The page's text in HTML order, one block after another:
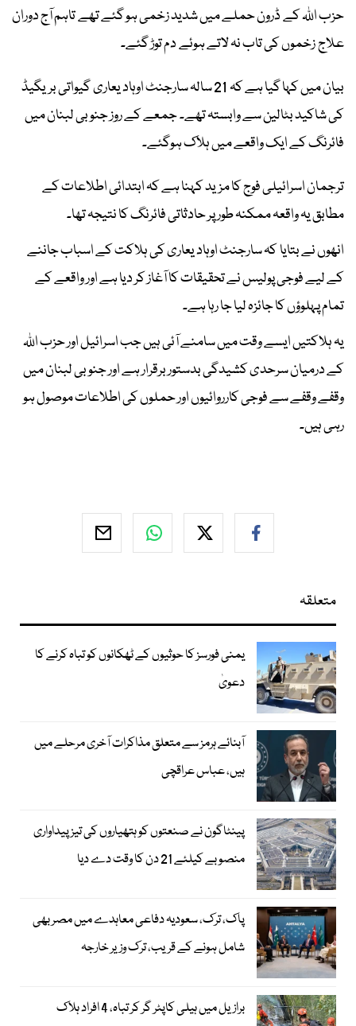
حزب اللہ کے ڈرون حملے میں شدید زخمی ہو گئے تھے تاہم آج دوران
علاج زخموں کی تاب نہ لاتے ہوئے دم توڑ گئے۔
بیان میں کہا گیا ہے کہ 21 سالہ سارجنٹ اوہاد یعاری گیواتی بریگیڈ
کی شاکید بٹالین سے وابستہ تھے۔ جمعے کے روز جنوبی لبنان میں
فائرنگ کے ایک واقعے میں ہلاک ہوگئے۔
ترجمان اسرائیلی فوج کا مزید کہنا ہے کہ ابتدائی اطلاعات کے
مطابق یہ واقعہ ممکنہ طور پر حادثاتی فائرنگ کا نتیجہ تھا۔
انھوں نے بتایا کہ سارجنٹ اوہاد یعاری کی ہلاکت کے اسباب جاننے
کے لیے فوجی پولیس نے تحقیقات کا آغاز کر دیا ہے اور واقعے کے
تمام پہلوؤں کا جائزہ لیا جا رہا ہے۔
یہ ہلاکتیں ایسے وقت میں سامنے آئی ہیں جب اسرائیل اور حزب اللہ
کے درمیان سرحدی کشیدگی بدستور برقرار ہے اور جنوبی لبنان میں
وقفے وقفے سے فوجی کارروائیوں اور حملوں کی اطلاعات موصول ہو
رہی ہیں۔
متعلقہ
یمنی فورسز کا حوثیوں کے ٹھکانوں کو تباہ کرنے کا
دعویٰ
آبنائے ہرمز سے متعلق مذاکرات آخری مرحلے میں
ہیں، عباس عراقچی
پینٹاگون نے صنعتوں کو ہتھیاروں کی تیز پیداواری
منصوبے کیلئے 21 دن کا وقت دے دیا
پاک، ترک، سعودیہ دفاعی معاہدے میں مصر بھی
شامل ہونے کے قریب، ترک وزیر خارجہ
برازیل میں ہیلی کاپٹر گر کر تباہ، 4 افراد ہلاک